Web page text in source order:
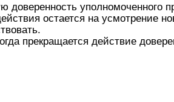
уполномоченного
остается на усмотрение
прекращается действие